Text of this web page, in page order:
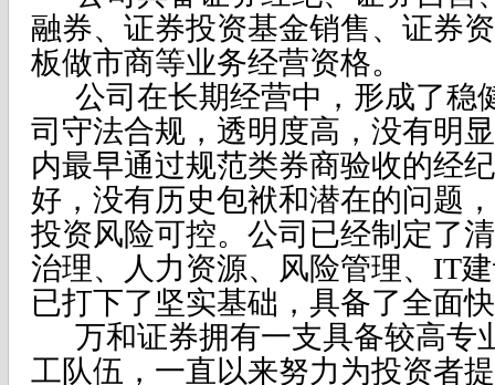
融券、证券投资基金销售、证券
板做市商等业务经营资格。
公司在长期经营中，形成了稳
司守法合规，透明度高，没有明
内最早通过规范类券商验收的经
好，没有历史包袱和潜在的问题
投资风险可控。公司已经制定了
治理、人力资源、风险管理、IT
已打下了坚实基础，具备了全面
万和证券拥有一支具备较高专
工队伍，一直以来努力为投资者